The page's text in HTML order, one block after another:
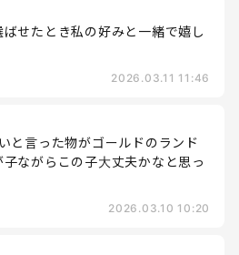
せたとき私の好みと一緒で嬉し
2026.03.11 11:46
と言った物がゴールドのランド
ながらこの子大丈夫かなと思っ
2026.03.10 10:20